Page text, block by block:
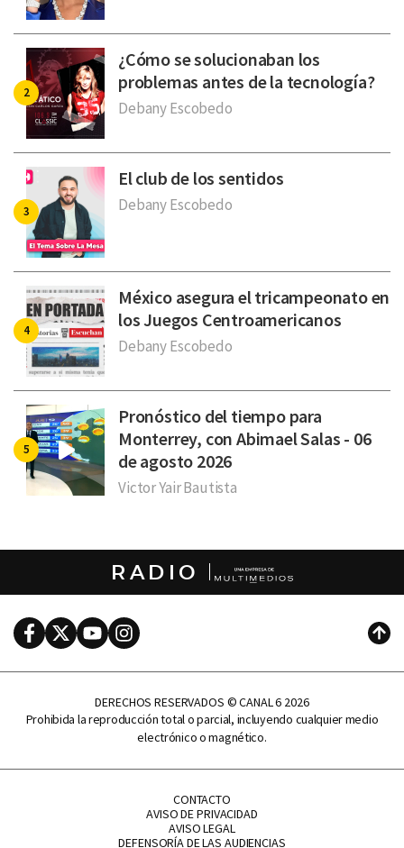
¿Cómo se solucionaban los
problemas antes de la tecnología?
Debany Escobedo
El club de los sentidos
Debany Escobedo
México asegura el tricampeonato en
los Juegos Centroamericanos
Debany Escobedo
Pronóstico del tiempo para
Monterrey, con Abimael Salas - 06
de agosto 2026
Victor Yair Bautista
RADIO
FacebookTwitterYoutubeInstagram
DERECHOS RESERVADOS © CANAL 6 2026
Prohibida la reproducción total o parcial, incluyendo cualquier medio
electrónico o magnético.
CONTACTO
AVISO DE PRIVACIDAD
AVISO LEGAL
DEFENSORÍA DE LAS AUDIENCIAS